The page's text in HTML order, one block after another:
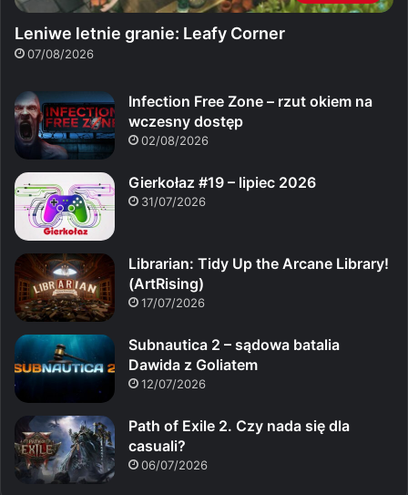
Leniwe letnie granie: Leafy Corner
07/08/2026
Infection Free Zone – rzut okiem na
wczesny dostęp
02/08/2026
Gierkołaz #19 – lipiec 2026
31/07/2026
Librarian: Tidy Up the Arcane Library!
(ArtRising)
17/07/2026
Subnautica 2 – sądowa batalia
Dawida z Goliatem
12/07/2026
Path of Exile 2. Czy nada się dla
casuali?
06/07/2026